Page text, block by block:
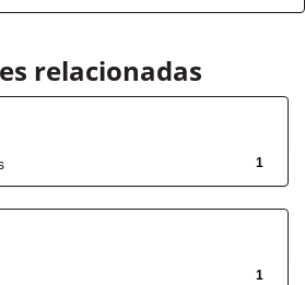
relacionadas
1
1